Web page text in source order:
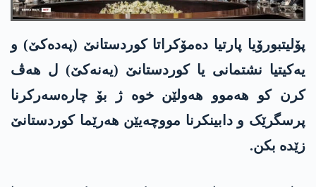
پۆلیتبورۆیا پارتیا دەمۆکراتا کوردستانێ (په‌ده‌كێ) و
یەکیتیا نشتمانی یا کوردستانێ (یه‌نه‌كێ) ل هەڤ
کرن کو هەموو هەولێن خوە ژ بۆ چارەسەرکرنا
پرسگرێک و دابینکرنا مووچەیێن هەرێما کوردستانێ
زێدە بکن.